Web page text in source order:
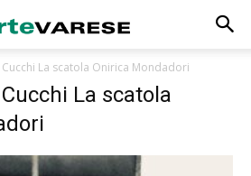
La scatola Onirica Mondadori
La scatola